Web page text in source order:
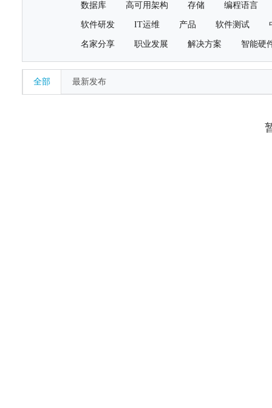
数据库 高可用架构 存储 编程语言
软件研发 IT运维 产品 软件测试
名家分享 职业发展 解决方案 智能硬
全部 最新发布